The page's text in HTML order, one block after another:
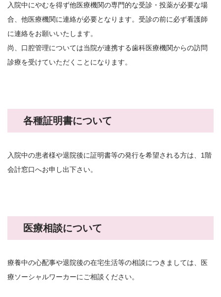
入院中にやむを得ず他医療機関の専門的な受診・投薬が必要な場
合、他医療機関に連絡が必要となります。受診の前に必ず看護師
に連絡をお願いいたします。
尚、口腔管理については当院が連携する歯科医療機関からの訪問
診療を受けていただくことになります。
各種証明書について
入院中の患者様や退院後に証明書等の発行を希望される方は、1階
会計窓口へお申し出下さい。
医療相談について
療養中の心配事や退院後の在宅生活等の相談につきましては、医
療ソーシャルワーカーにご相談ください。